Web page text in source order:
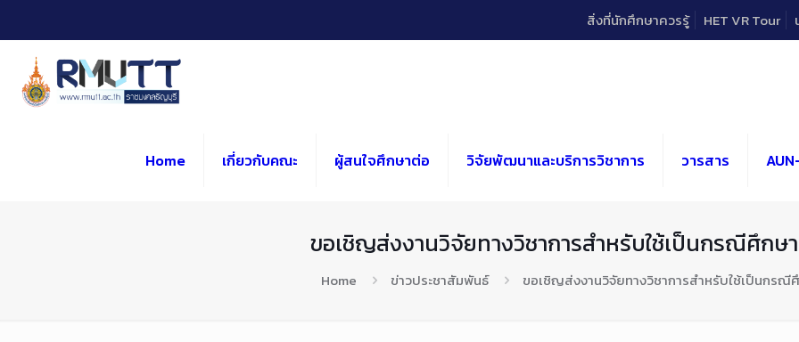
to
Content
สิ่งที่นักศึกษาควรรู้ HET VR Tour
Home เกี่ยวกับคณะ ผู้สนใจศึกษาต่อ วิจัยพัฒนาและบริการวิชาการ วารสาร
ขอเชิญส่งงานวิจัยทางวิชาการสำหรับใช้เป็นกรณีศึกษ
Home ข่าวประชาสัมพันธ์ ขอเชิญส่งงานวิจัยทางวิชาการสำหรับใช้เป็นกรณี